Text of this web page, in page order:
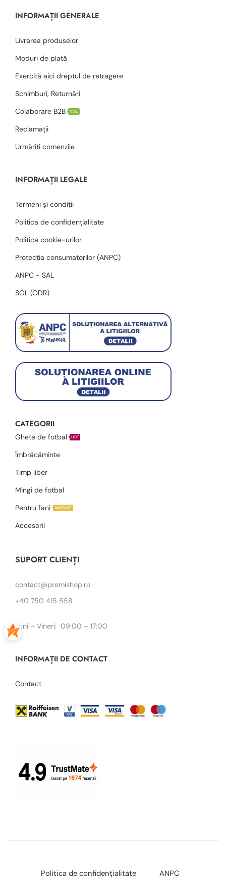
INFORMAȚII GENERALE
Livrarea produselor
Moduri de plată
Exercită aici dreptul de retragere
Schimburi, Returnări
Colaborare B2B
NOU
Reclamații
Urmăriți comenzile
INFORMAȚII LEGALE
Termeni și condiții
Politica de confidențialitate
Politica cookie-urilor
Protecția consumatorilor (ANPC)
ANPC - SAL
SOL (ODR)
CATEGORII
Ghete de fotbal HOT
Îmbrăcăminte
Timp liber
Mingi de fotbal
Pentru fani
VÂNZARE
Accesorii
SUPORT CLIENȚI
contact@premishop.ro
+40 750 415 558
Luni – Vineri: 09:00 – 17:00
INFORMAȚII DE CONTACT
Contact
Politica de confidențialitate ANPC